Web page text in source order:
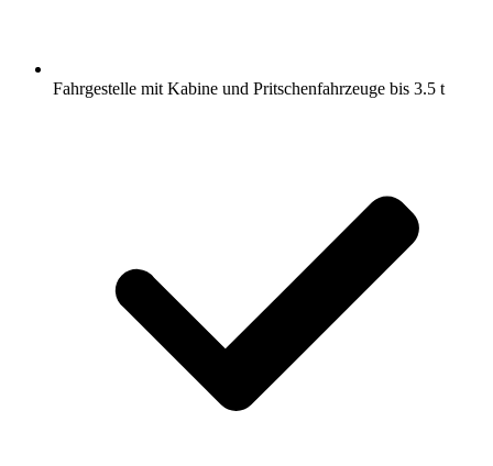
Fahrgestelle mit Kabine und Pritschenfahrzeuge bis 3.5 t